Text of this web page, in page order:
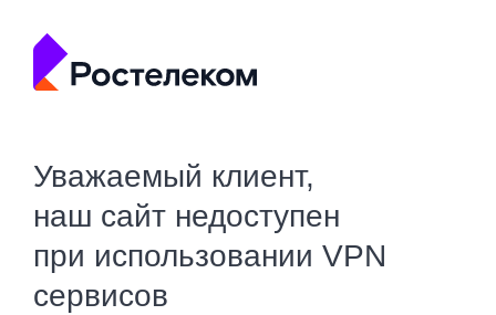
Уважаемый клиент,
наш сайт недоступен
при использовании VPN
сервисов